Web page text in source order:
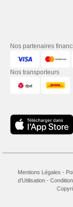
Nos partenaires
Nos transporteurs
Mentions Légales -
d’Utilisation-